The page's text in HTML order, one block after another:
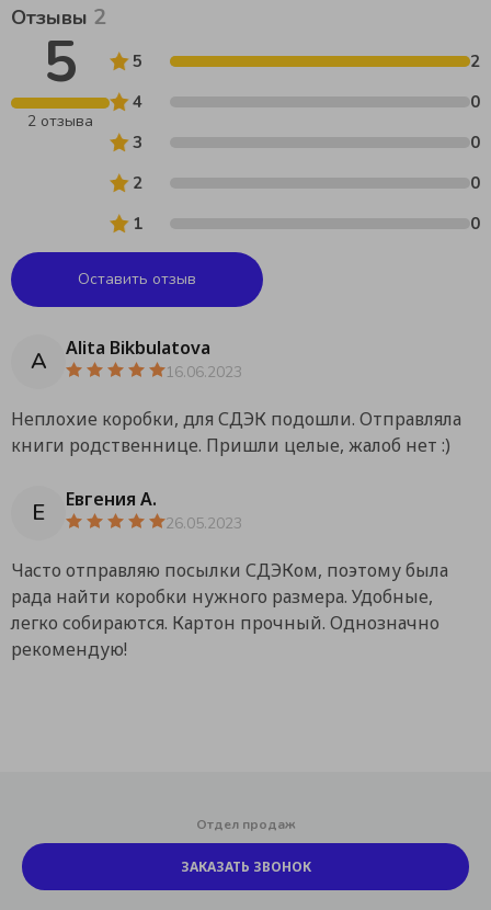
Отзывы 2
5
2 отзыва
5
2
4
0
3
0
2
0
1
0
Оставить отзыв
A Alita Bikbulatova
16.06.2023
Неплохие коробки, для СДЭК подошли. Отправляла
книги родственнице. Пришли целые, жалоб нет :)
Е Евгения А.
26.05.2023
Часто отправляю посылки СДЭКом, поэтому была
рада найти коробки нужного размера. Удобные,
легко собираются. Картон прочный. Однозначно
рекомендую!
Отдел продаж
ЗАКАЗАТЬ ЗВОНОК